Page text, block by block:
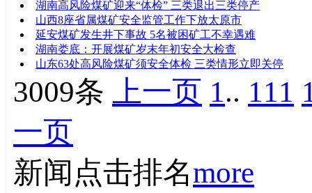
湖南高风险煤矿迎来“体检” 三类退出三类停产
山西8座省属煤矿安全监管工作下放太原市
延安煤矿发生井下事故 5名被困矿工不幸遇难
湖南娄底：开展煤矿岁末年初安全大检查
山东63处高风险煤矿须安全体检 三类情形立即关停
3009条 上一页 1.. 111
一页
新闻点击排名more